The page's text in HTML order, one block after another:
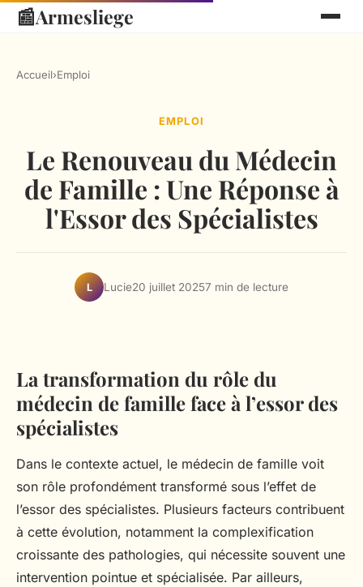
📰Armesliege
Accueil›Emploi
EMPLOI
Le Renouveau du Médecin
de Famille : Une Réponse à
l'Essor des Spécialistes
L Lucie20 juillet 20257 min de lecture
La transformation du rôle du
médecin de famille face à l’essor des
spécialistes
Dans le contexte actuel, le médecin de famille voit
son rôle profondément transformé sous l’effet de
l’essor des spécialistes. Plusieurs facteurs contribuent
à cette évolution, notamment la complexification
croissante des pathologies, qui nécessite souvent une
intervention pointue et spécialisée. Par ailleurs,